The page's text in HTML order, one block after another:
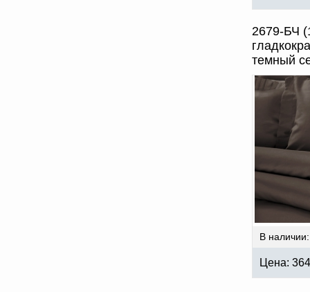
2679-БЧ
темный
В
Цена: